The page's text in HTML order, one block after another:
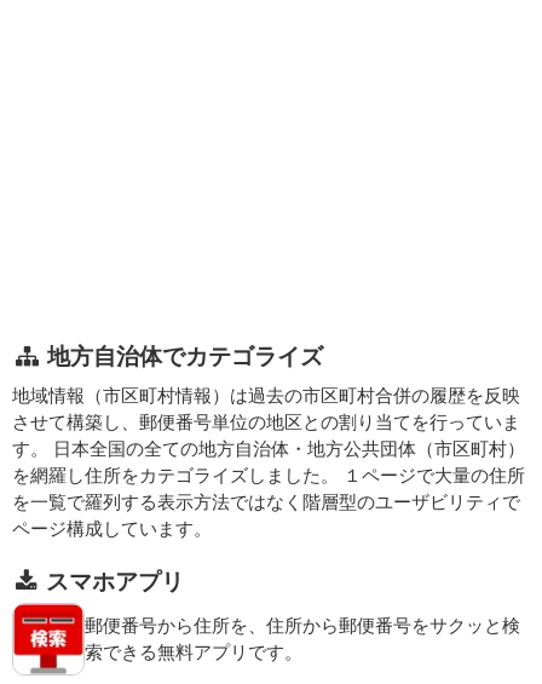
地方自治体でカテゴライズ
地域情報（市区町村情報）は過去の市区町村合併の履歴を反映
させて構築し、郵便番号単位の地区との割り当てを行っていま
す。 日本全国の全ての地方自治体・地方公共団体（市区町村）
を網羅し住所をカテゴライズしました。 １ページで大量の住所
を一覧で羅列する表示方法ではなく階層型のユーザビリティで
ページ構成しています。
スマホアプリ
郵便番号から住所を、住所から郵便番号をサクッと検
索できる無料アプリです。